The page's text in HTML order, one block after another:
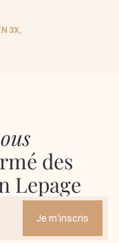
3X,
des
Lepage
Je m'inscris